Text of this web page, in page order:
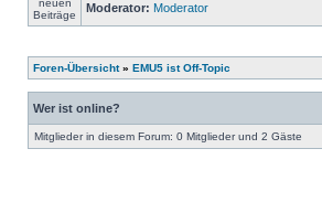
Moderator: Moderator
Foren-Übersicht» EMU5 ist Off-Topic
Wer ist online?
Mitglieder in diesem Forum: 0 Mitglieder und 2 Gäste